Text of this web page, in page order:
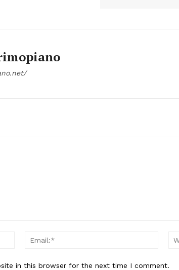
Name:*
in this browser for the next time I comment.